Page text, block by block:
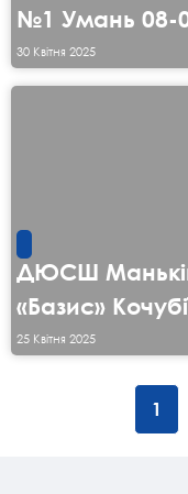
№1 Умань 08-
30 Квітня 2025
ДЮСШ
«Базис»
25 Квітня 2025
1